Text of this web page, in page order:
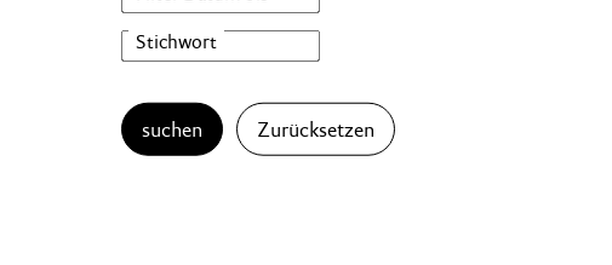
suchen Zurücksetzen